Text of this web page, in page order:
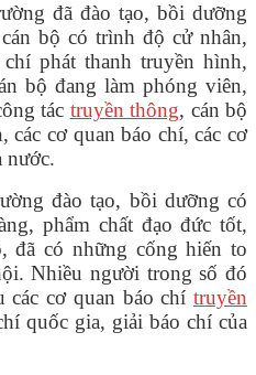
đã đào tạo, bồi dưỡng
bộ có trình độ cử nhân,
phát thanh truyền hình,
bộ đang làm phóng viên,
tác truyền thông, cán bộ
các cơ quan báo chí, các cơ
nước.
đào tạo, bồi dưỡng có
phẩm chất đạo đức tốt,
đã có những cống hiến to
Nhiều người trong số đó
các cơ quan báo chí truyền
quốc gia, giải báo chí của